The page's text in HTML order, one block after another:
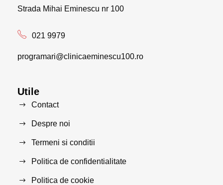
Strada Mihai Eminescu nr 100
021 9979
programari@clinicaeminescu100.ro
Utile
Contact
Despre noi
Termeni si conditii
Politica de confidentialitate
Politica de cookie